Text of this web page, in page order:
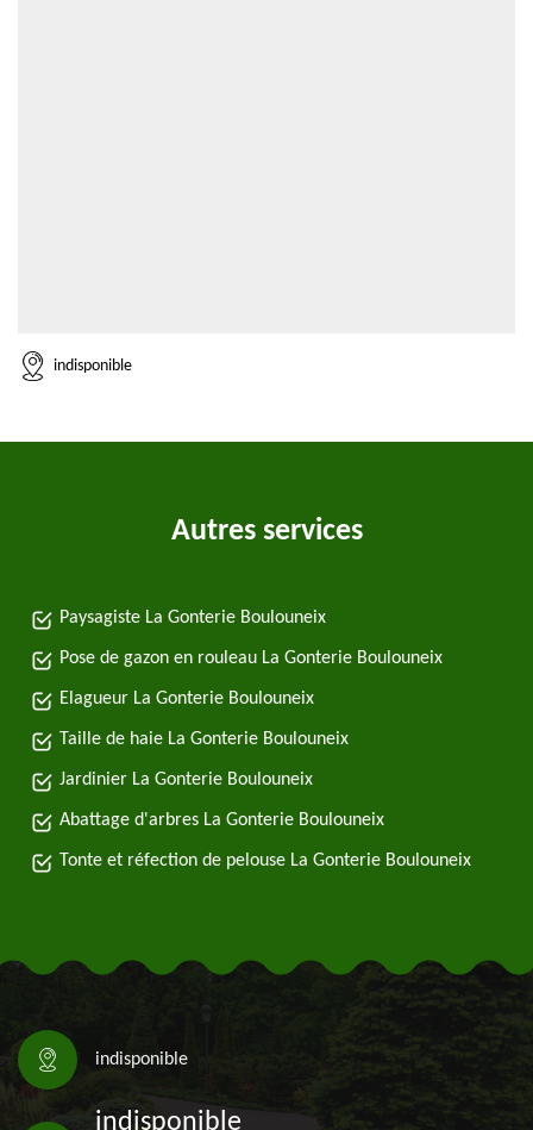
indisponible
Autres services
Paysagiste La Gonterie Boulouneix
Pose de gazon en rouleau La Gonterie Boulouneix
Elagueur La Gonterie Boulouneix
Taille de haie La Gonterie Boulouneix
Jardinier La Gonterie Boulouneix
Abattage d'arbres La Gonterie Boulouneix
Tonte et réfection de pelouse La Gonterie Boulouneix
indisponible
indisponible